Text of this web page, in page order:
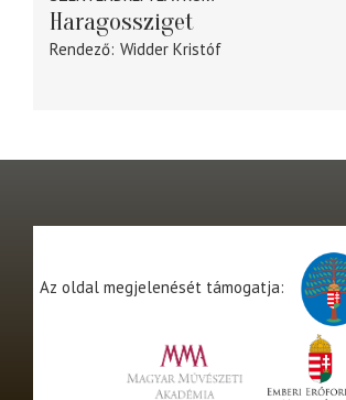
Haragossziget
Rendező Widder Kristóf
Az oldal megjelenését támogatja: